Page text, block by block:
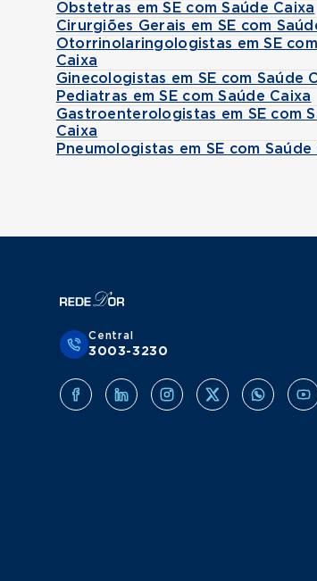
Obstetras em SE com Saúde Caixa
Cirurgiões Gerais em SE com
Otorrinolaringologistas em SE
Caixa
Ginecologistas em SE com Saúde
Pediatras em SE com Saúde Caixa
Gastroenterologistas em SE com
Caixa
Pneumologistas em SE com Saúde
Central
3003-3230